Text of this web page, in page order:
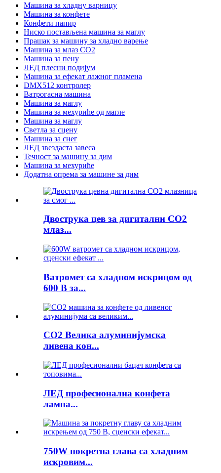
Машина за хладну варницу
Машина за конфете
Конфети папир
Ниско постављена машина за маглу
Прашак за машину за хладно варење
Машина за млаз CO2
Машина за пену
ЛЕД плесни подијум
Машина за ефекат лажног пламена
DMX512 контролер
Ватрогасна машина
Машина за маглу
Машина за мехуриће од магле
Машина за маглу
Светла за сцену
Машина за снег
ЛЕД звездаста завеса
Течност за машину за дим
Машина за мехуриће
Додатна опрема за машине за дим
Двострука цев за дигитални CO2
млаз...
Ватромет са хладном искрицом од
600 В за...
CO2 Велика алуминијумска
ливена кон...
ЛЕД професионална конфета
лампа...
750W покретна глава са хладним
искровим...